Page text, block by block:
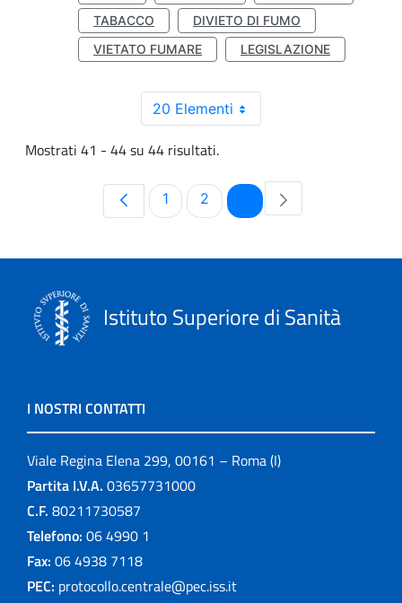
TABACCO
DIVIETO DI FUMO
VIETATO FUMARE
LEGISLAZIONE
20 Elementi
Mostrati 41 - 44 su 44 risultati.
Pagina
1 Pagina
2 Pagina
Istituto Superiore di Sanità
I NOSTRI CONTATTI
Viale Regina Elena 299, 00161 – Roma (I)
Partita I.V.A. 03657731000
C.F. 80211730587
Telefono: 06 4990 1
Fax: 06 4938 7118
PEC: protocollo.centrale@pec.iss.it